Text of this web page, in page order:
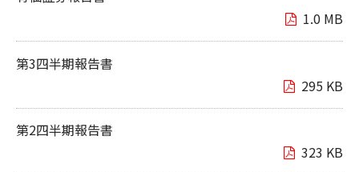
1.0 MB
第3四半期報告書
295 KB
第2四半期報告書
323 KB